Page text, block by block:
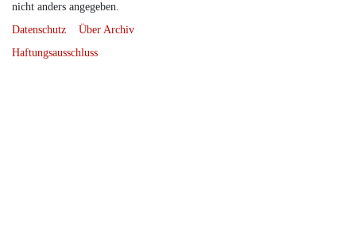
nicht anders angegeben.
Datenschutz
Über Archiv
Haftungsausschluss